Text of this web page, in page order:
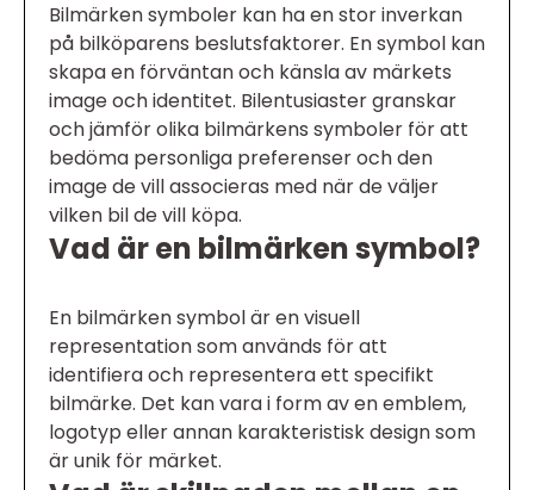
Bilmärken symboler kan ha en stor inverkan
på bilköparens beslutsfaktorer. En symbol kan
skapa en förväntan och känsla av märkets
image och identitet. Bilentusiaster granskar
och jämför olika bilmärkens symboler för att
bedöma personliga preferenser och den
image de vill associeras med när de väljer
vilken bil de vill köpa.
Vad är en bilmärken symbol?
En bilmärken symbol är en visuell
representation som används för att
identifiera och representera ett specifikt
bilmärke. Det kan vara i form av en emblem,
logotyp eller annan karakteristisk design som
är unik för märket.